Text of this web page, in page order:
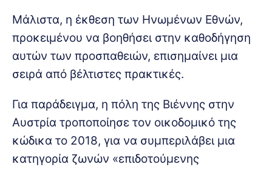
Μάλιστα, η έκθεση των Ηνωμένων Εθνών,
προκειμένου να βοηθήσει στην καθοδήγηση
αυτών των προσπαθειών, επισημαίνει μια
σειρά από βέλτιστες πρακτικές.
Για παράδειγμα, η πόλη της Βιέννης στην
Αυστρία τροποποίησε τον οικοδομικό της
κώδικα το 2018, για να συμπεριλάβει μια
κατηγορία ζωνών «επιδοτούμενης